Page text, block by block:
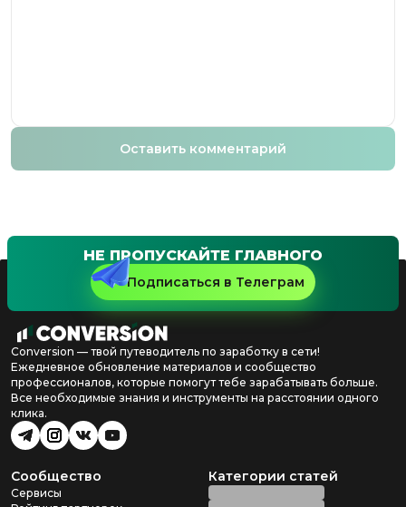
Оставить комментарий
НЕ ПРОПУСКАЙТЕ ГЛАВНОГО
Подписаться в Телеграм
Conversion — твой путеводитель по заработку в сети!
Ежедневное обновление материалов и сообщество
профессионалов, которые помогут тебе зарабатывать больше.
Все необходимые знания и инструменты на расстоянии одного
клика.
Сообщество
Сервисы
Категории статей